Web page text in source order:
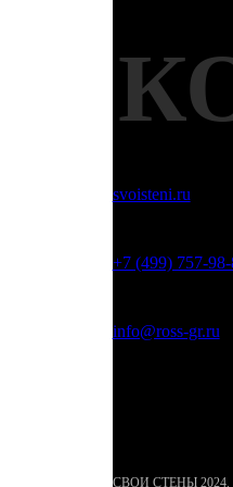
svoisteni.ru
+7 (499) 757-
info@ross-gr.ru
СВОИ СТЕНЫ 2024.